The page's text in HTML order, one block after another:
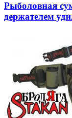
Рыболовная
держателем